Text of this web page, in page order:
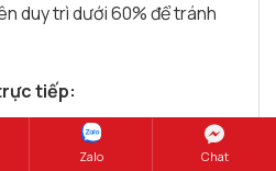
duy trì dưới 60% để tránh
tiếp:
nước tiếp xúc trực tiếp
Zalo Chat